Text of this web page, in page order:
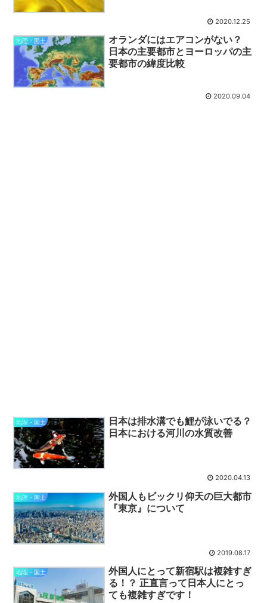
2020.12.25
地理・国土
オランダにはエアコンがない？
日本の主要都市とヨーロッパの主
要都市の緯度比較
2020.09.04
地理・国土
日本は排水溝でも鯉が泳いでる？
日本における河川の水質改善
2020.04.13
地理・国土
外国人もビックリ仰天の巨大都市
『東京』について
2019.08.17
地理・国土
外国人にとって新宿駅は複雑すぎ
る！？ 正直言って日本人にとっ
ても複雑すぎです！